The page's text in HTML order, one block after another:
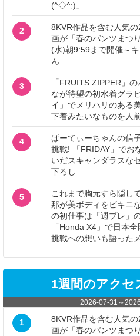
(^◇^;)」
2
8KVR作品を含む人気
画が「春のパンツまつ
(水)朝9:59まで開催～
ん
3
「FRUITS ZIPPER」
なが待望の初水着グラ
イ」でメリハリのある
下着みたいなものを人
4
ぱーてぃーちゃんの信
挑戦! 「FRIDAY」でお
いだスキャンダラスな
下ろし
5
これまで胸元すら隠し
那が美ボディをビキニ
の初仕事は「週プレ」
「Honda X4」で日本
挑戦への想いも語った
1週間のアクセ
2026-07-31 ～
1
8KVR作品を含む人気
画が「春のパンツまつ